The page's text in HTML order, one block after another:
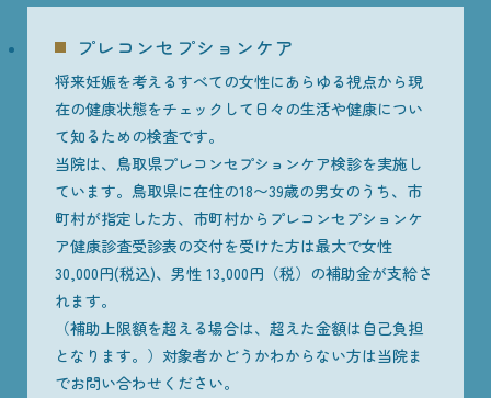
プレコンセプションケア
将来妊娠を考えるすべての女性にあらゆる視点から現
在の健康状態をチェックして日々の生活や健康につい
て知るための検査です。
当院は、鳥取県プレコンセプションケア検診を実施し
ています。鳥取県に在住の18〜39歳の男女のうち、市
町村が指定した方、市町村からプレコンセプションケ
ア健康診査受診表の交付を受けた方は最大で女性
30,000円(税込)、男性 13,000円（税）の補助金が支給さ
れます。
（補助上限額を超える場合は、超えた金額は自己負担
となります。）対象者かどうかわからない方は当院ま
でお問い合わせください。